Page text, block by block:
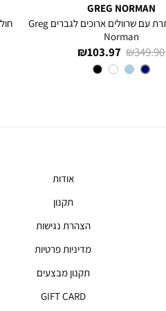
GREG NORMAN
חולצה מכופתרת עם שרוולים ארוכים לגברים Greg
Norman
מחיר
מוצר
103.97 ₪
מחיר
רגיל
349.90 ₪
צבע
NAVY
אודות
תקנון
הצהרת נגישות
מדיניות פרטיות
תקנון מבצעים
GIFT CARD